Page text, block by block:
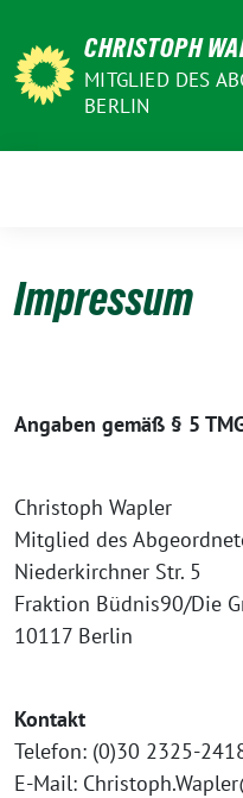
zum
Inhalt
CHRISTOPH
MITGLIED DES
BERLIN
Impressum
Angaben gemäß § 5
Christoph Wapler
Mitglied des
Niederkirchner Str. 5
Fraktion Büdnis90/Die
10117 Berlin
Kontakt
Telefon: (0)30 2325-
E-Mail: